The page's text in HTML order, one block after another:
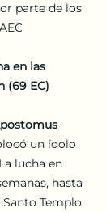
parte de los
en las
(69 EC)
un ídolo
lucha en
hasta
Santo Templo